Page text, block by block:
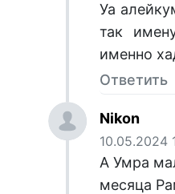
Уа
так
именно
Ответить
Nikon
10.05.2024
А Умра
месяца